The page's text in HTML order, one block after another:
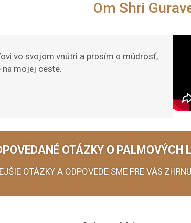
Om Shri
vo svojom vnútri a prosím o múdrosť,
mojej ceste.
OTÁZKY O PALMOVÝCH
OTÁZKY A ODPOVEDE SME PRE VÁS